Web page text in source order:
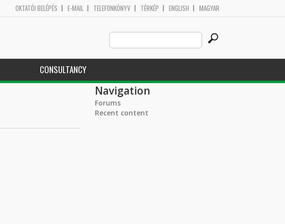
OKTATÓI BELÉPÉS E-MAIL TELEFONKÖNYV TÉRKÉP ENGLISH MAGYAR
Search
this
site
CONSULTANCY
Navigation
Forums
Recent content